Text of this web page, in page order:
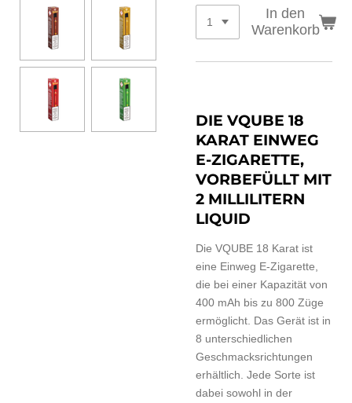
In den
Warenkorb
DIE VQUBE 18
KARAT EINWEG
E-ZIGARETTE,
VORBEFÜLLT MIT
2 MILLILITERN
LIQUID
Die VQUBE 18 Karat ist
eine Einweg E-Zigarette,
die bei einer Kapazität von
400 mAh bis zu 800 Züge
ermöglicht. Das Gerät ist in
8 unterschiedlichen
Geschmacksrichtungen
erhältlich. Jede Sorte ist
dabei sowohl in der